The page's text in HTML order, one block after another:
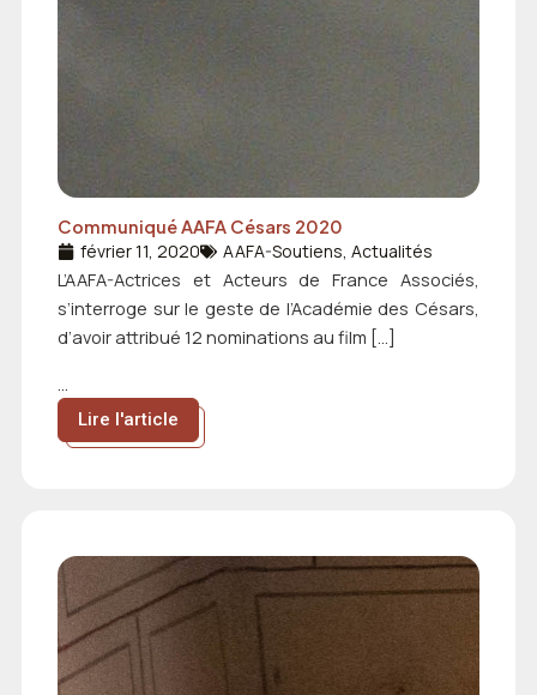
Communiqué AAFA Césars 2020
février 11, 2020 AAFA-Soutiens,Actualités
L’AAFA-Actrices et Acteurs de France Associés,
s’interroge sur le geste de l’Académie des Césars,
d’avoir attribué 12 nominations au film […]
Lire l'article